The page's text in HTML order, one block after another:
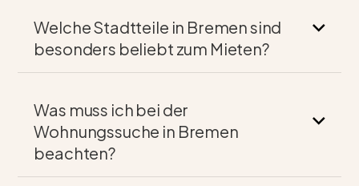
Welche Stadtteile in Bremen sind
besonders beliebt zum Mieten?
Was muss ich bei der
Wohnungssuche in Bremen
beachten?